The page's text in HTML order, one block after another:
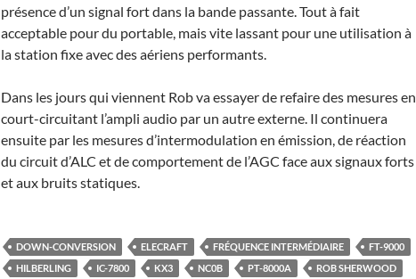
présence d’un signal fort dans la bande passante. Tout à fait
acceptable pour du portable, mais vite lassant pour une utilisation à
la station fixe avec des aériens performants.
Dans les jours qui viennent Rob va essayer de refaire des mesures en
court-circuitant l’ampli audio par un autre externe. Il continuera
ensuite par les mesures d’intermodulation en émission, de réaction
du circuit d’ALC et de comportement de l’AGC face aux signaux forts
et aux bruits statiques.
DOWN-CONVERSION ELECRAFT FRÉQUENCE INTERMÉDIAIRE
FT-9000
HILBERLING
IC-7800 KX3 NC0B PT-8000A ROB SHERWOOD